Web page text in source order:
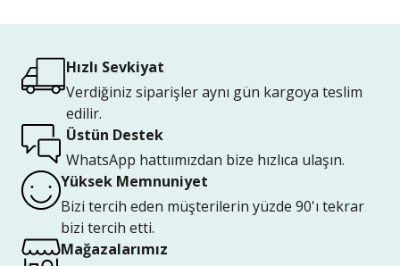
Hızlı Sevkiyat
Verdiğiniz siparişler aynı gün kargoya teslim
edilir.
Üstün Destek
WhatsApp hattıımızdan bize hızlıca ulaşın.
Yüksek Memnuniyet
Bizi tercih eden müşterilerin yüzde 90'ı tekrar
bizi tercih etti.
Mağazalarımız